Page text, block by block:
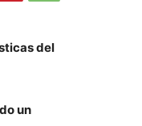
del
un